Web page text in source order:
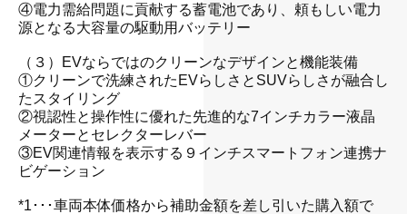
④電力需給問題に貢献する蓄電池であり、頼もしい電力
源となる大容量の駆動用バッテリー
（３）EVならではのクリーンなデザインと機能装備
①クリーンで洗練されたEVらしさとSUVらしさが融合し
たスタイリング
②視認性と操作性に優れた先進的な7インチカラー液晶
メーターとセレクターレバー
③EV関連情報を表示する９インチスマートフォン連携ナ
ビゲーション
*1･･･車両本体価格から補助金額を差し引いた購入額で